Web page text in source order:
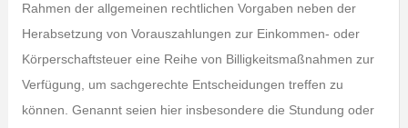
Rahmen der allgemeinen rechtlichen Vorgaben neben der
Herabsetzung von Vorauszahlungen zur Einkommen- oder
Körperschaftsteuer eine Reihe von Billigkeitsmaßnahmen zur
Verfügung, um sachgerechte Entscheidungen treffen zu
können. Genannt seien hier insbesondere die Stundung oder